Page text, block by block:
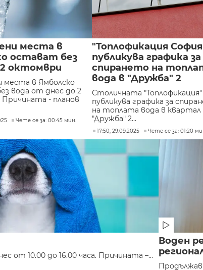
места в
остават без
октомври
места в Ямболско
вода от днес до 2
- планов
Чете се за: 00:45 мин.
"Топлофикация
публикува графика за
спирането на
вода в "Дружба" 2
Столичната "Топлофикация"
публикува графика за
на топлата вода в квартал
"Дружба" 2...
17:50, 29.09.2025 Чете се за: 01:20
от 10.00 до 16.00 часа. Причината –...
Воден